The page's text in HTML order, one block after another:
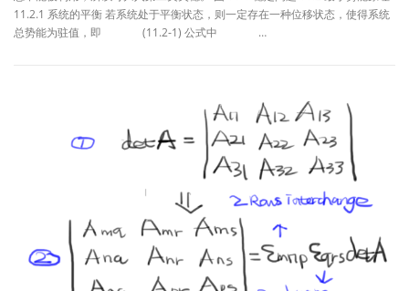
11.2.1 系统的平衡 若系统处于平衡状态，则一定存在一种位移状态，使得系统
总势能为驻值，即 (11.2‑1) 公式中 …